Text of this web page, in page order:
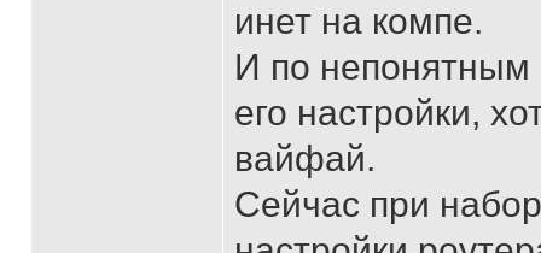
инет на компе.
И по непонятным
его настройки,
вайфай.
Сейчас при